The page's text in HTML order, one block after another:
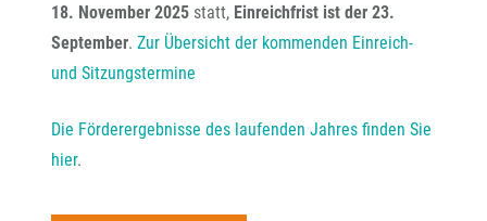
18. November 2025 statt, Einreichfrist ist der 23.
September. Zur Übersicht der kommenden Einreich-
und Sitzungstermine
Die Förderergebnisse des laufenden Jahres finden Sie
hier.